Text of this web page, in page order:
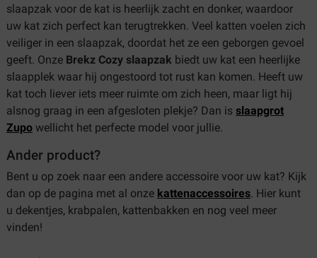
slaapzak voor de kat is heerlijk zacht en donker, waardoor
uw kat zich perfect kan terugtrekken. Veel katten voelen zich
veiliger in een slaapzak, doordat het ze een geborgen gevoel
geeft. Onze Brekz Cozy slaapzak biedt uw kat een heerlijke
slaapplek waar hij ongestoord tot rust kan komen. Heeft uw
kat toch liever iets meer ruimte om zich heen, maar ligt hij
alsnog graag in een afgesloten plekje? Dan is slaapgrot
Zupo wellicht het perfecte model voor jullie.
Ander product?
Bent u op zoek naar een andere accessoire voor uw kat? Kijk
dan op de pagina met al onze kattenaccessoires. Hier kunt
u dekentjes, krabpalen, kattenbakken en nog veel meer
vinden!